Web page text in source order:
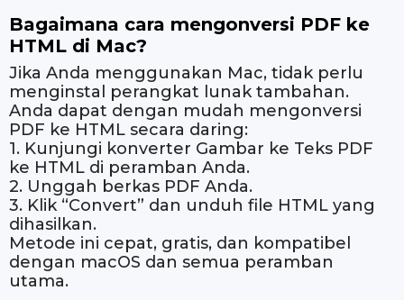
Bagaimana cara mengonversi PDF ke
HTML di Mac?
Jika Anda menggunakan Mac, tidak perlu
menginstal perangkat lunak tambahan.
Anda dapat dengan mudah mengonversi
PDF ke HTML secara daring:
1. Kunjungi konverter Gambar ke Teks PDF
ke HTML di peramban Anda.
2. Unggah berkas PDF Anda.
3. Klik “Convert” dan unduh file HTML yang
dihasilkan.
Metode ini cepat, gratis, dan kompatibel
dengan macOS dan semua peramban
utama.